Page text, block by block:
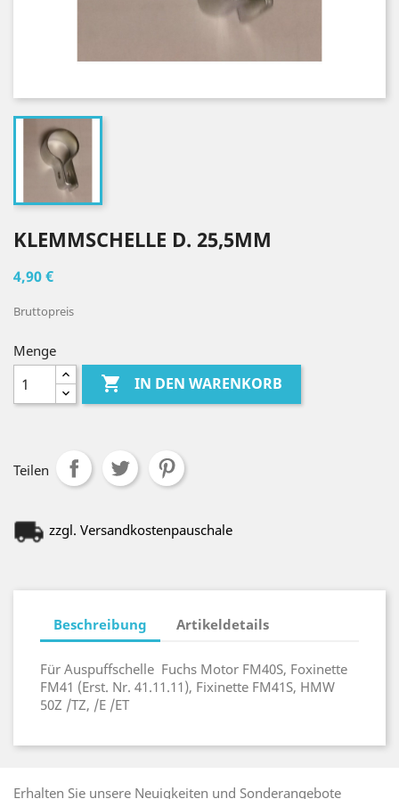
KLEMMSCHELLE D. 25,5MM
4,90 €
Bruttopreis
Menge
 IN DEN WARENKORB
Teilen
zzgl. Versandkostenpauschale
Beschreibung Artikeldetails
Für Auspuffschelle Fuchs Motor FM40S, Foxinette
FM41 (Erst. Nr. 41.11.11), Fixinette FM41S, HMW
50Z /TZ, /E /ET
Erhalten Sie unsere Neuigkeiten und Sonderangebote